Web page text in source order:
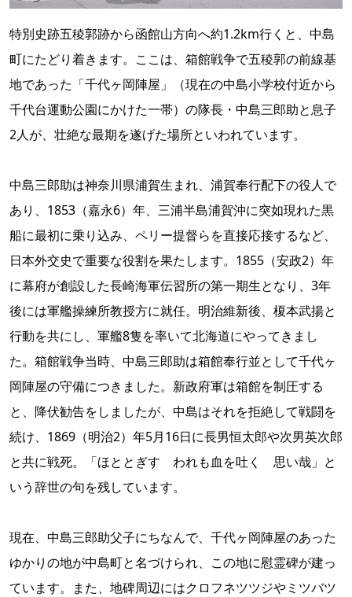
特別史跡五稜郭跡から函館山方向へ約1.2km行くと、中島
町にたどり着きます。ここは、箱館戦争で五稜郭の前線基
地であった「千代ヶ岡陣屋」（現在の中島小学校付近から
千代台運動公園にかけた一帯）の隊長・中島三郎助と息子
2人が、壮絶な最期を遂げた場所といわれています。
中島三郎助は神奈川県浦賀生まれ、浦賀奉行配下の役人で
あり、1853（嘉永6）年、三浦半島浦賀沖に突如現れた黒
船に最初に乗り込み、ペリー提督らを直接応接するなど、
日本外交史で重要な役割を果たします。1855（安政2）年
に幕府が創設した長崎海軍伝習所の第一期生となり、3年
後には軍艦操練所教授方に就任。明治維新後、榎本武揚と
行動を共にし、軍艦8隻を率いて北海道にやってきまし
た。箱館戦争当時、中島三郎助は箱館奉行並として千代ヶ
岡陣屋の守備につきました。新政府軍は箱館を制圧する
と、降伏勧告をしましたが、中島はそれを拒絶して戦闘を
続け、1869（明治2）年5月16日に長男恒太郎や次男英次郎
と共に戦死。「ほととぎす われも血を吐く 思い哉」と
いう辞世の句を残しています。
現在、中島三郎助父子にちなんで、千代ヶ岡陣屋のあった
ゆかりの地が中島町と名づけられ、この地に慰霊碑が建っ
ています。また、地碑周辺にはクロフネツツジやミツバツ